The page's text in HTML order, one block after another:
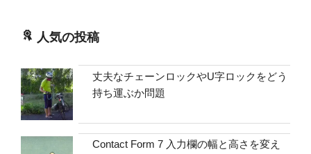
人気の投稿
丈夫なチェーンロックやU字ロックをどう
持ち運ぶか問題
Contact Form 7 入力欄の幅と高さを変え